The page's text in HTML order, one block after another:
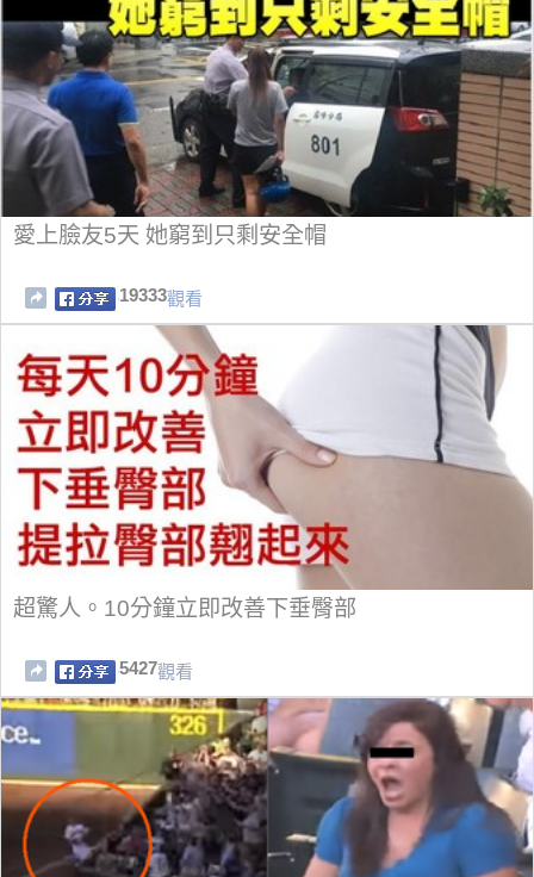
愛上臉友5天 她窮到只剩安全帽
19333觀看
超驚人。10分鐘立即改善下垂臀部
5427觀看